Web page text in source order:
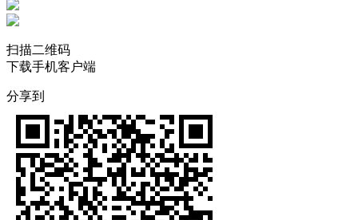
扫描二维码
下载手机客户端
分享到